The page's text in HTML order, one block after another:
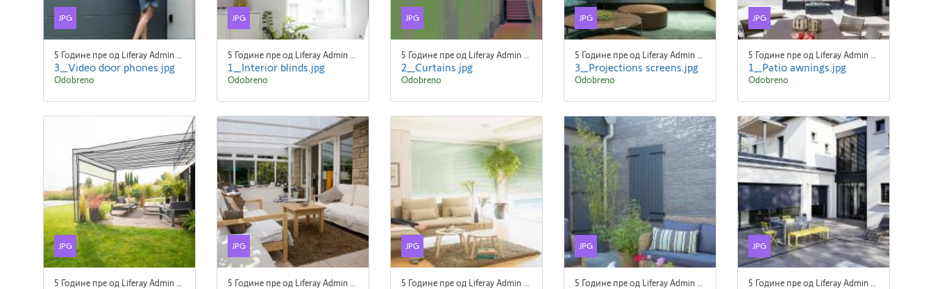
JPG
5 Године пре од Liferay Admin Liferay Admin
3_Video door phones.jpg
Odobreno
JPG
5 Године пре од Liferay Admin Liferay Admin
1_Interior blinds.jpg
Odobreno
JPG
5 Године пре од Liferay Admin Liferay Admin
2_Curtains.jpg
Odobreno
JPG
5 Године пре од Liferay Admin Liferay Admin
3_Projections screens.jpg
Odobreno
JPG
5 Године пре од Liferay Admin Liferay Admin
1_Patio awnings.jpg
Odobreno
JPG
5 Године пре од Liferay Admin Liferay Admin
JPG
5 Године пре од Liferay Admin Liferay Admin
JPG
5 Године пре од Liferay Admin Liferay Admin
JPG
5 Године пре од Liferay Admin Liferay Admin
JPG
5 Године пре од Liferay Admin Liferay Admin